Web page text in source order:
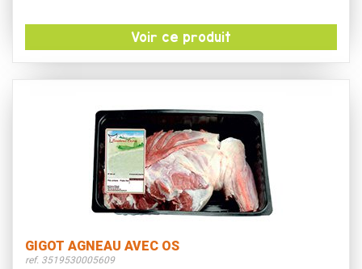
Voir ce produit
GIGOT AGNEAU AVEC OS
ref. 3519530005609